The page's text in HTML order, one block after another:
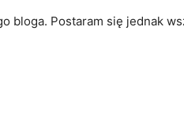
bloga. Postaram się jednak